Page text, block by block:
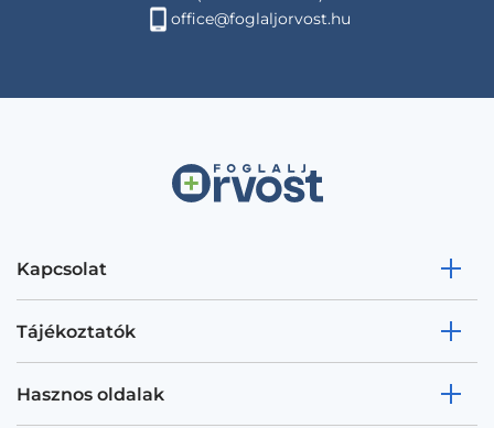
office@foglaljorvost.hu
Kapcsolat
Tájékoztatók
Hasznos oldalak